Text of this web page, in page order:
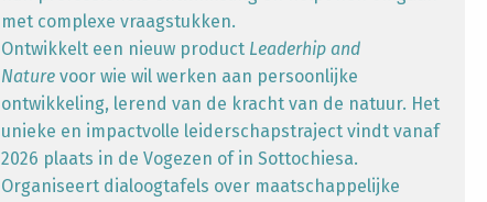
met complexe vraagstukken.
Ontwikkelt een nieuw product Leaderhip and
Nature voor wie wil werken aan persoonlijke
ontwikkeling, lerend van de kracht van de natuur. Het
unieke en impactvolle leiderschapstraject vindt vanaf
2026 plaats in de Vogezen of in Sottochiesa.
Organiseert dialoogtafels over maatschappelijke